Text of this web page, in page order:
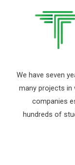
We have seven
many projects in
companies
hundreds of